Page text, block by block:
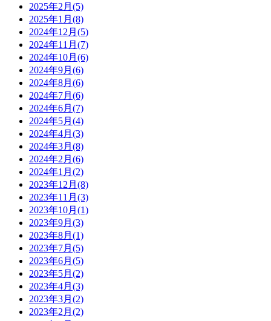
2025年2月(5)
2025年1月(8)
2024年12月(5)
2024年11月(7)
2024年10月(6)
2024年9月(6)
2024年8月(6)
2024年7月(6)
2024年6月(7)
2024年5月(4)
2024年4月(3)
2024年3月(8)
2024年2月(6)
2024年1月(2)
2023年12月(8)
2023年11月(3)
2023年10月(1)
2023年9月(3)
2023年8月(1)
2023年7月(5)
2023年6月(5)
2023年5月(2)
2023年4月(3)
2023年3月(2)
2023年2月(2)